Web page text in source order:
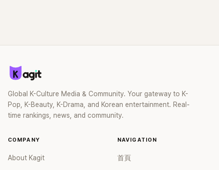
Global K-Culture Media & Community. Your gateway to K-
Pop, K-Beauty, K-Drama, and Korean entertainment. Real-
time rankings, news, and community.
COMPANY
About Kagit
NAVIGATION
首頁